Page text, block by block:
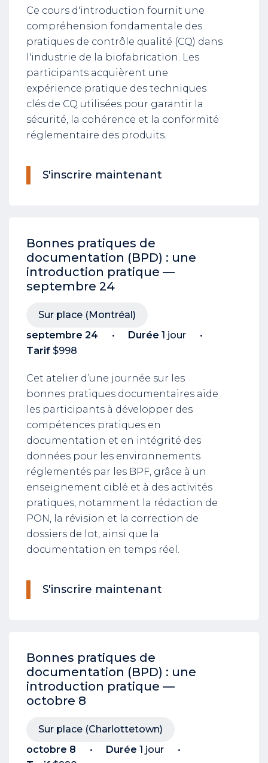
Ce cours d'introduction fournit une
compréhension fondamentale des
pratiques de contrôle qualité (CQ) dans
l'industrie de la biofabrication. Les
participants acquièrent une
expérience pratique des techniques
clés de CQ utilisées pour garantir la
sécurité, la cohérence et la conformité
réglementaire des produits.
S'inscrire maintenant
Bonnes pratiques de
documentation (BPD) : une
introduction pratique —
septembre 24
Sur place (Montréal)
septembre 24
Durée 1 jour
Tarif $998
Cet atelier d’une journée sur les
bonnes pratiques documentaires aide
les participants à développer des
compétences pratiques en
documentation et en intégrité des
données pour les environnements
réglementés par les BPF, grâce à un
enseignement ciblé et à des activités
pratiques, notamment la rédaction de
PON, la révision et la correction de
dossiers de lot, ainsi que la
documentation en temps réel.
S'inscrire maintenant
Bonnes pratiques de
documentation (BPD) : une
introduction pratique —
octobre 8
Sur place (Charlottetown)
octobre 8
Durée 1 jour